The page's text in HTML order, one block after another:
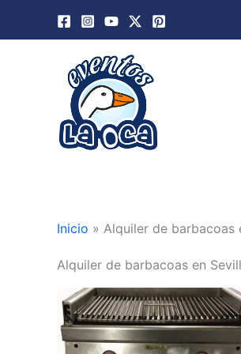
Inicio » Alquiler de barbacoas
Alquiler de barbacoas en